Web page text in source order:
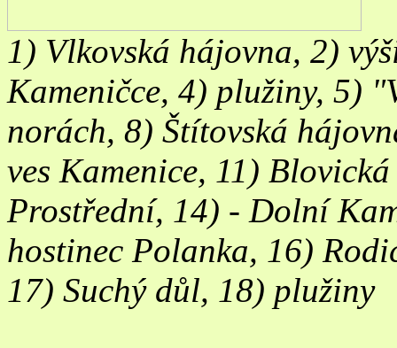
1) Vlkovská hájovna, 2)
Kameničce, 4) plužiny, 5)
norách, 8) Štítovská
ves Kamenice, 11)
Prostřední, 14) - Dolní
hostinec Polanka, 16)
17) Suchý důl, 18) plužiny